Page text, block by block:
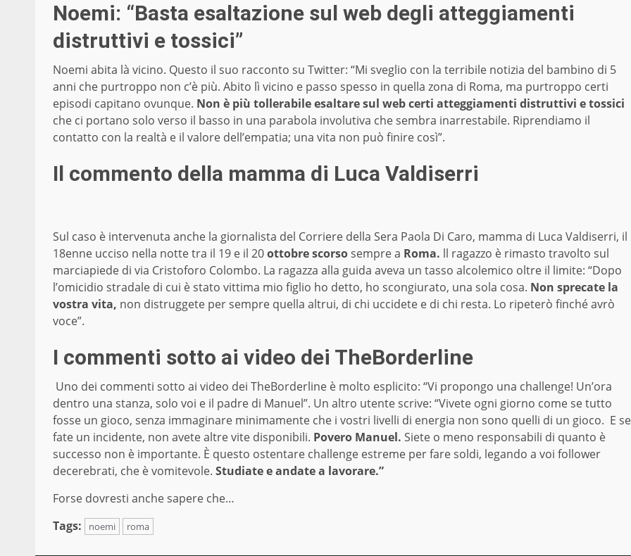
Noemi: “Basta esaltazione sul web degli atteggiamenti
distruttivi e tossici”
Noemi abita là vicino. Questo il suo racconto su Twitter: “Mi sveglio con la terribile notizia del bambino di 5
anni che purtroppo non c’è più. Abito lì vicino e passo spesso in quella zona di Roma, ma purtroppo certi
episodi capitano ovunque. Non è più tollerabile esaltare sul web certi atteggiamenti distruttivi e tossici
che ci portano solo verso il basso in una parabola involutiva che sembra inarrestabile. Riprendiamo il
contatto con la realtà e il valore dell’empatia; una vita non può finire così”.
Il commento della mamma di Luca Valdiserri
Sul caso è intervenuta anche la giornalista del Corriere della Sera Paola Di Caro, mamma di Luca Valdiserri, il
18enne ucciso nella notte tra il 19 e il 20ottobre scorsosempre a Roma. ll ragazzo è rimasto travolto sul
marciapiede di via Cristoforo Colombo. La ragazza alla guida aveva un tasso alcolemico oltre il limite: “Dopo
l’omicidio stradale di cui è stato vittima mio figlio ho detto, ho scongiurato, una sola cosa. Non sprecate la
vostra vita, non distruggete per sempre quella altrui, di chi uccidete e di chi resta. Lo ripeterò finché avrò
voce”.
I commenti sotto ai video dei TheBorderline
Uno dei commenti sotto ai video dei TheBorderline è molto esplicito: “Vi propongo una challenge! Un’ora
dentro una stanza, solo voi e il padre di Manuel”. Un altro utente scrive: “Vivete ogni giorno come se tutto
fosse un gioco, senza immaginare minimamente che i vostri livelli di energia non sono quelli di un gioco. E se
fate un incidente, non avete altre vite disponibili. Povero Manuel. Siete o meno responsabili di quanto è
successo non è importante. È questo ostentare challenge estreme per fare soldi, legando a voi follower
decerebrati, che è vomitevole. Studiate e andate a lavorare.”
Forse dovresti anche sapere che…
Tags:
noemi roma